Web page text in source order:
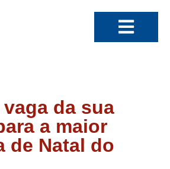
da sua
a maior
de Natal do